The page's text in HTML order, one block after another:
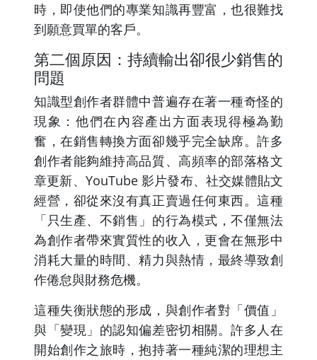
時，即使他們的專業知識再豐富，也很難找
到願意買單的客戶。
第二個原因：持續輸出卻很少銷售的
問題
知識型創作者群體中普遍存在著一種奇怪的
現象：他們在內容產出方面表現得極為勤
奮，在銷售轉換方面卻幾乎完全缺席。許多
創作者能夠維持高品質、高頻率的部落格文
章更新、YouTube 影片發布、社交媒體貼文
經營，卻從來沒有真正賣過任何東西。這種
「只生產、不銷售」的行為模式，不僅無法
為創作者帶來實質性的收入，更會在無形中
消耗大量的時間、精力與熱情，最終導致創
作倦怠與財務危機。
這種失衡狀態的形成，與創作者對「價值」
與「變現」的認知偏差密切相關。許多人在
開始創作之旅時，抱持著一種純潔的理想主